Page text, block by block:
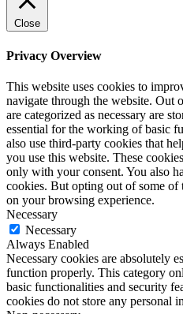
Close
Privacy Overview
This website uses cookies to
navigate through the website. Out
are categorized as necessary are
essential for the working of basic
also use third-party cookies that
you use this website. These
only with your consent. You also
cookies. But opting out of some of
on your browsing experience.
Necessary
Necessary
Always Enabled
Necessary cookies are absolutely
function properly. This category
basic functionalities and security
cookies do not store any personal